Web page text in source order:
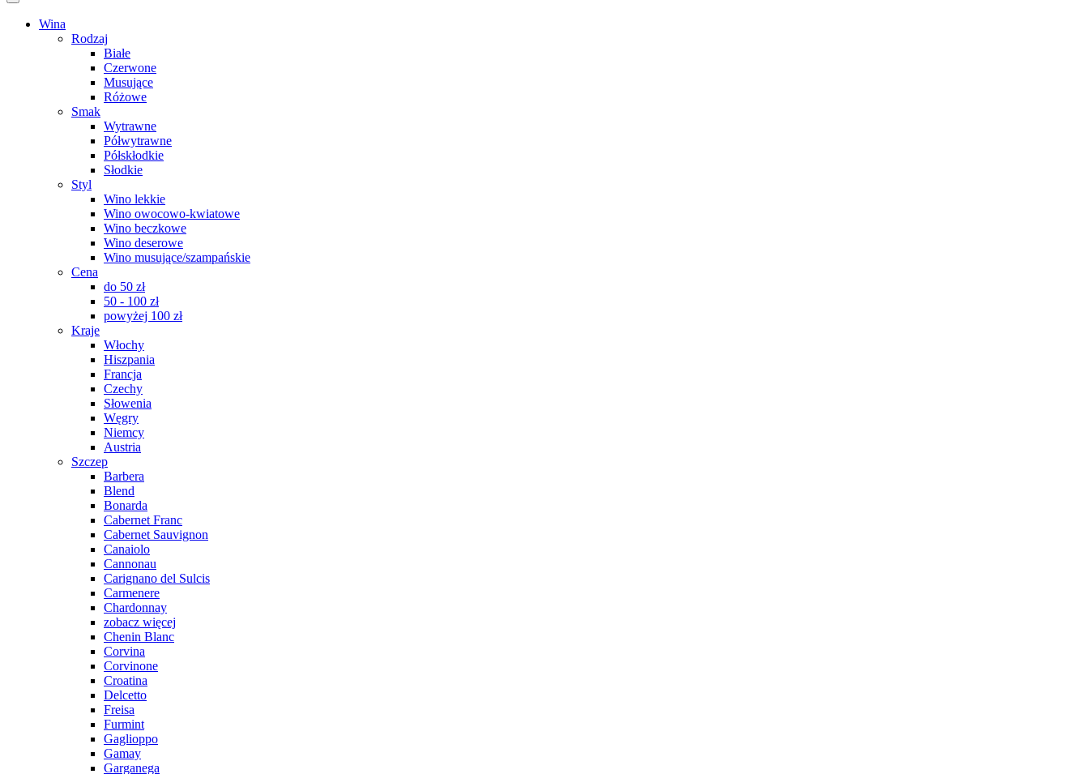
Wina
Rodzaj
Białe
Czerwone
Musujące
Różowe
Smak
Wytrawne
Półwytrawne
Półskłodkie
Słodkie
Styl
Wino lekkie
Wino owocowo-kwiatowe
Wino beczkowe
Wino deserowe
Wino musujące/szampańskie
Cena
do 50 zł
50 - 100 zł
powyżej 100 zł
Kraje
Włochy
Hiszpania
Francja
Czechy
Słowenia
Węgry
Niemcy
Austria
Szczep
Barbera
Blend
Bonarda
Cabernet Franc
Cabernet Sauvignon
Canaiolo
Cannonau
Carignano del Sulcis
Carmenere
Chardonnay
zobacz więcej
Chenin Blanc
Corvina
Corvinone
Croatina
Delcetto
Freisa
Furmint
Gaglioppo
Gamay
Garganega